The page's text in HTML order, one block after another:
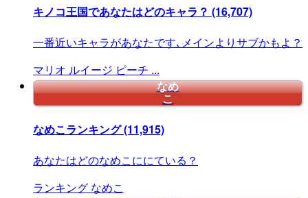
キノコ王国であなたはどのキャラ？ (16,707)
一番近いキャラがあなたです､メインよりサブかもよ？
マリオ ルイージ ピーチ ...
なめ
こ
なめこランキング(11,915)
あなたはどのなめこににている？
ランキング なめこ